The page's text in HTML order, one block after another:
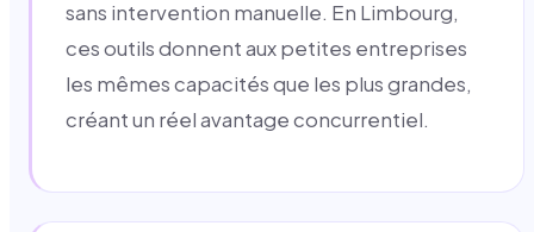
sans intervention manuelle. En Limbourg,
ces outils donnent aux petites entreprises
les mêmes capacités que les plus grandes,
créant un réel avantage concurrentiel.